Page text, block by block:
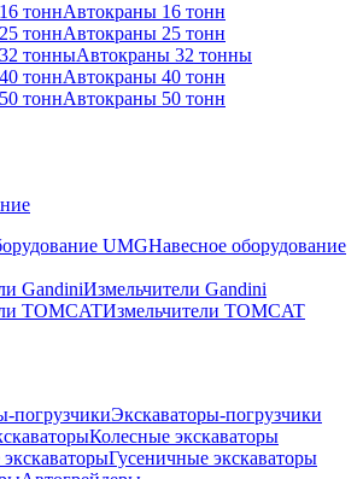
Автокраны 16 тонн
Автокраны 25 тонн
Автокраны 32 тонны
Автокраны 40 тонн
Автокраны 50 тонн
Навесное оборудование
Измельчители Gandini
Измельчители TOMCAT
Экскаваторы-погрузчики
Колесные экскаваторы
Гусеничные экскаваторы